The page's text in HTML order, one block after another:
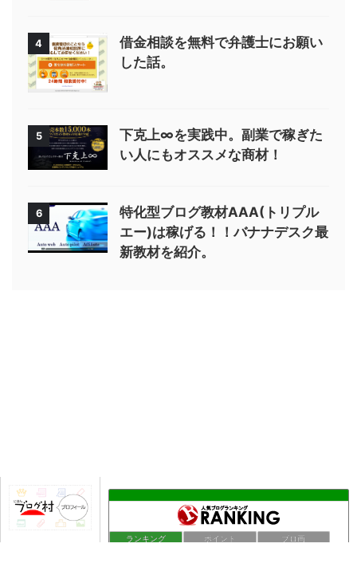
4
借金相談を無料で弁護士にお願い
した話。
5
下克上∞を実践中。副業で稼ぎた
い人にもオススメな商材！
6
特化型ブログ教材AAA(トリプル
エー)は稼げる！！バナナデスク最
新教材を紹介。
ランキング ポイント ブロ画
馬耳Tong Poo
15位 貯金ゼロからの脱却(´･ω･`)
精神病の日記
お金儲けしましょう！!